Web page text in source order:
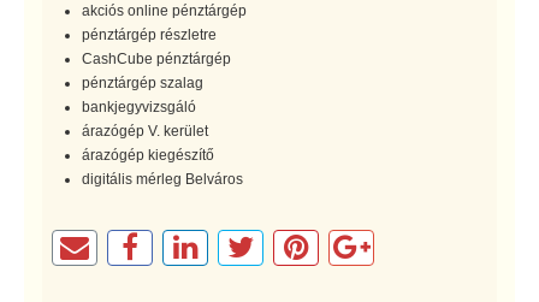
akciós online pénztárgép
pénztárgép részletre
CashCube pénztárgép
pénztárgép szalag
bankjegyvizsgáló
árazógép V. kerület
árazógép kiegészítő
digitális mérleg Belváros